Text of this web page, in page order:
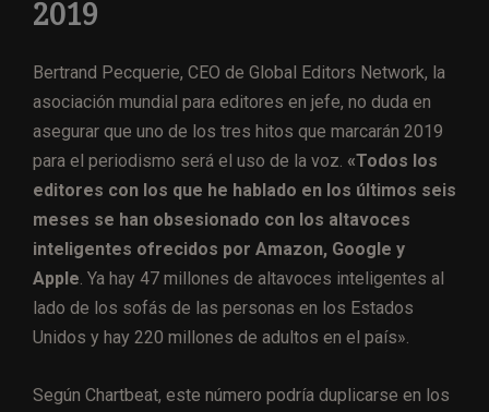
2019
Bertrand Pecquerie, CEO de Global Editors Network, la
asociación mundial para editores en jefe, no duda en
asegurar que uno de los tres hitos que marcarán 2019
para el periodismo será el uso de la voz. «Todos los
editores con los que he hablado en los últimos seis
meses se han obsesionado con los altavoces
inteligentes ofrecidos por Amazon, Google y
Apple . Ya hay 47 millones de altavoces inteligentes al
lado de los sofás de las personas en los Estados
Unidos y hay 220 millones de adultos en el país».
Según Chartbeat, este número podría duplicarse en los